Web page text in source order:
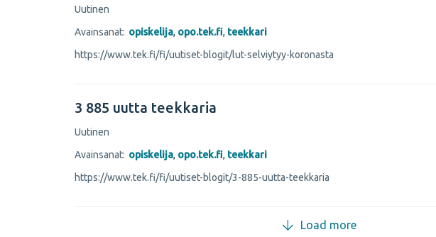
Uutinen
Avainsanat: opiskelija, opo.tek.fi, teekkari
https://www.tek.fi/fi/uutiset-blogit/lut-selviytyy-koronasta
3 885 uutta teekkaria
Uutinen
Avainsanat: opiskelija, opo.tek.fi, teekkari
https://www.tek.fi/fi/uutiset-blogit/3-885-uutta-teekkaria
Load more